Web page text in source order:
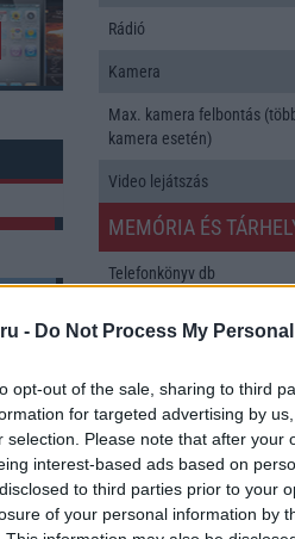
- Do Not Process My
opt-out of the sale, sharing to third
for targeted advertising by
selection. Please note that after your
interest-based ads based on
to third parties prior to your
of your personal information by
13
Rádió
Kamera
Max. kamera felbontás
kamera esetén)
Video lejátszás
MEMÓRIA ÉS
Telefonkönyv db
Memória bővíthetőség
ADATCSERE
GPRS